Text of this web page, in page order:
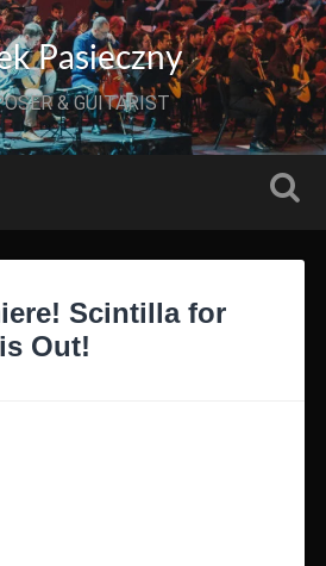
Pasieczny
& GUITARIST
Scintilla for
Out!